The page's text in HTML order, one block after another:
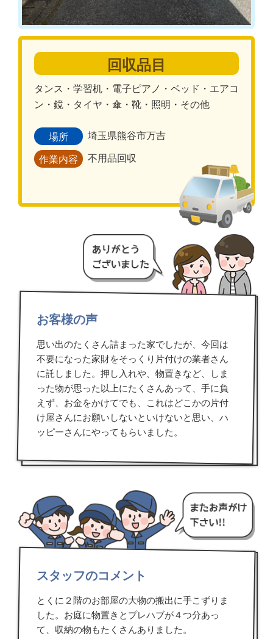
回収品目
タンス・学習机・電子ピアノ・ベッド・エアコ
ン・鏡・タイヤ・傘・靴・照明・その他
場所 埼玉県熊谷市万吉
作業内容 不用品回収
お客様の声
思い出のたくさん詰まった家でしたが、今回は
不要になった家財をそっくり片付けの業者さん
に託しました。押し入れや、物置きなど、しま
った物が思った以上にたくさんあって、手に負
えず、お金をかけてでも、これはどこかの片付
け屋さんにお願いしないといけないと思い、ハ
ッピーさんにやってもらいました。
スタッフのコメント
とくに２階のお部屋の大物の搬出に手こずりま
した。お庭に物置きとプレハブが４つ分あっ
て、収納の物もたくさんありました。